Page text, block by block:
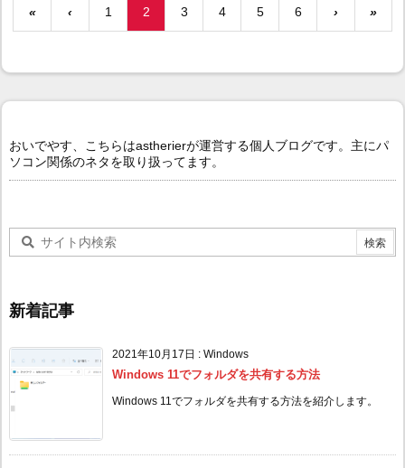
« ‹ 1 2 3 4 5 6 › »
おいでやす、こちらはastherierが運営する個人ブログです。主にパ
ソコン関係のネタを取り扱ってます。
新着記事
2021年10月17日 : Windows
Windows 11でフォルダを共有する方法
Windows 11でフォルダを共有する方法を紹介します。